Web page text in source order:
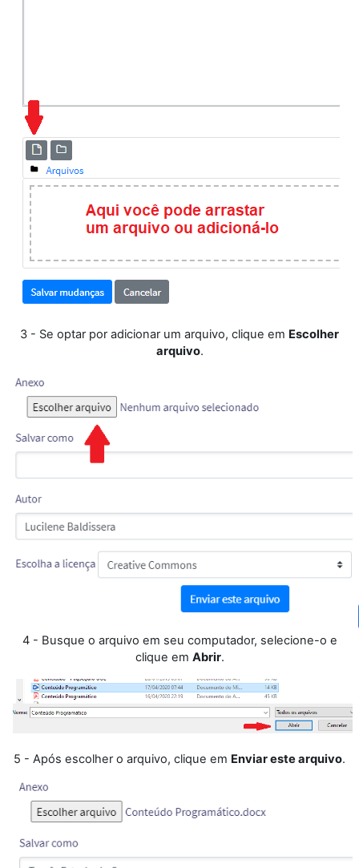
3 - Se optar por adicionar um arquivo, clique em Escolher
arquivo.
4 - Busque o arquivo em seu computador, selecione-o e
clique em Abrir.
5 - Após escolher o arquivo, clique em Enviar este arquivo.